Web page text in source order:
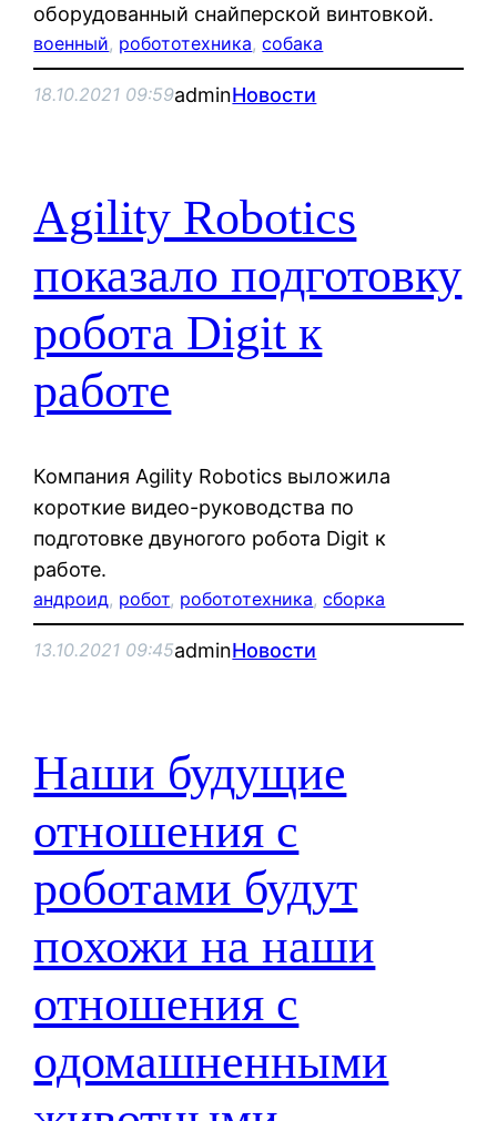
оборудованный снайперской винтовкой.
военный, робототехника, собака
18.10.2021 09:59adminНовости
Agility Robotics
показало подготовку
робота Digit к
работе
Компания Agility Robotics выложила
короткие видео-руководства по
подготовке двуногого робота Digit к
работе.
андроид, робот, робототехника, сборка
13.10.2021 09:45adminНовости
Наши будущие
отношения с
роботами будут
похожи на наши
отношения с
одомашненными